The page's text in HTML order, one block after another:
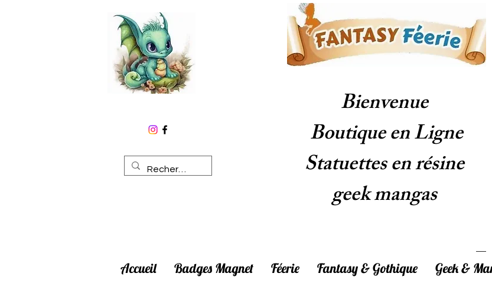
Bienvenue
Boutique en Ligne
Statuettes en résine
geek mangas
Accueil Badges Magnet Féerie Fantasy & Gothique Geek &